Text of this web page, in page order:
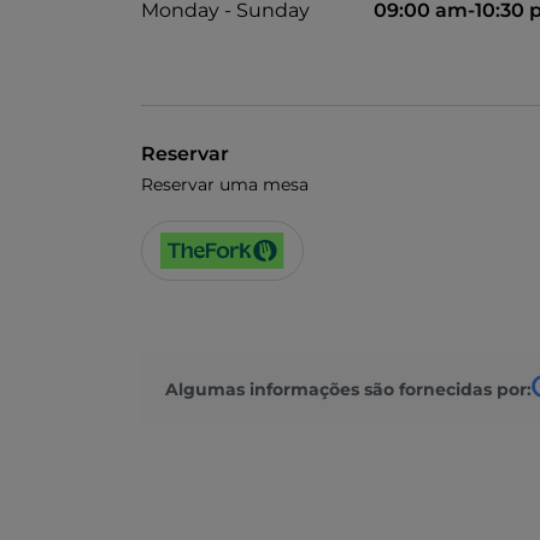
Monday - Sunday 09:00 am-10:30
Reservar
Reservar uma mesa
Algumas informações são fornecidas por: